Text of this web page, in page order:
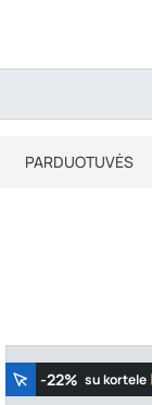
PARDUOTUVĖS
-22% su kortele